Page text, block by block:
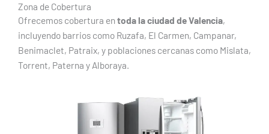
Zona de Cobertura
Ofrecemos cobertura entoda la ciudad de Valencia,
incluyendo barrios como Ruzafa, El Carmen, Campanar,
Benimaclet, Patraix, y poblaciones cercanas como Mislata,
Torrent, Paterna y Alboraya.